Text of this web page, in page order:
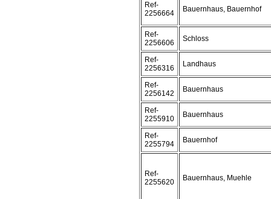
Ref-
2256664
Bauernhaus, Bauernhof
Ref-
2256606
Schloss
Ref-
2256316
Landhaus
Ref-
2256142
Bauernhaus
Ref-
2255910
Bauernhaus
Ref-
2255794
Bauernhof
Ref-
2255620
Bauernhaus, Muehle